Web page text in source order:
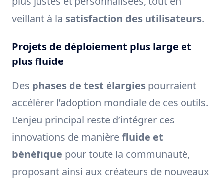
veillant à la satisfaction des utilisateurs.
Projets de déploiement plus large et
plus fluide
Des phases de test élargies pourraient
accélérer l’adoption mondiale de ces outils.
L’enjeu principal reste d’intégrer ces
innovations de manièrefluide et
bénéfique pour toute la communauté,
proposant ainsi aux créateurs de nouveaux